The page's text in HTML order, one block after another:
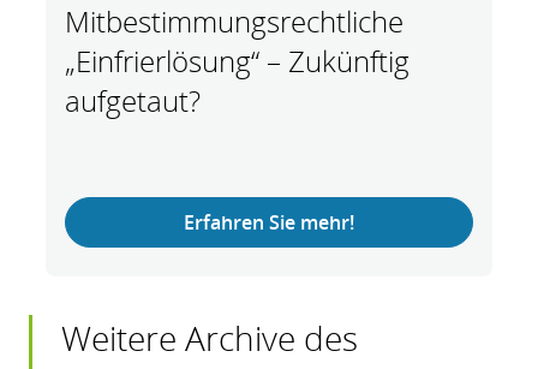
Mitbestimmungsrechtliche
„Einfrierlösung“ – Zukünftig
aufgetaut?
Erfahren Sie mehr!
Weitere Archive des